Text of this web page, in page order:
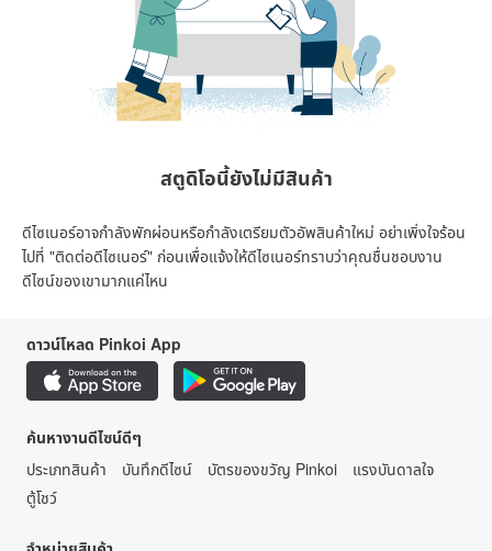
สตูดิโอนี้ยังไม่มีสินค้า
ดีไซเนอร์อาจกำลังพักผ่อนหรือกำลังเตรียมตัวอัพสินค้าใหม่ อย่าเพิ่งใจร้อน
ไปที่ "ติดต่อดีไซเนอร์" ก่อนเพื่อแจ้งให้ดีไซเนอร์ทราบว่าคุณชื่นชอบงาน
ดีไซน์ของเขามากแค่ไหน
ดาวน์โหลด Pinkoi App
ค้นหางานดีไซน์ดีๆ
ประเภทสินค้า
บันทึกดีไซน์ บัตรของขวัญ Pinkoi
แรงบันดาลใจ
ตู้โชว์